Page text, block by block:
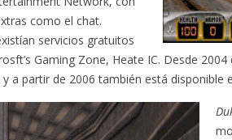
como el chat.
servicios gratuitos
Gaming Zone, Heate IC. Desde
y a partir de 2006 también está disponible